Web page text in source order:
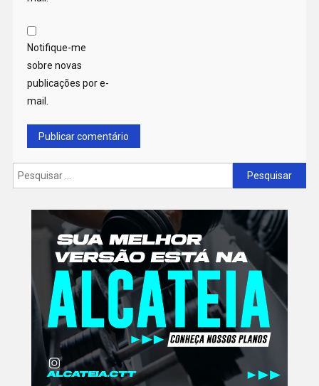
Notifique-me
sobre novas
publicações por e-
mail.
Pesquisar
por: